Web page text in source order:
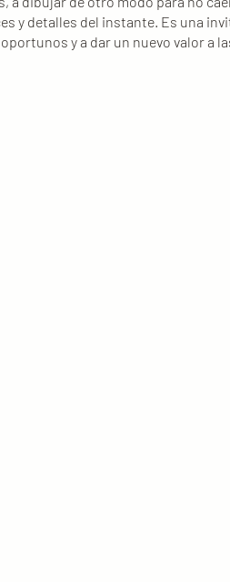
y detalles del instante. Es una
y a dar un nuevo valor a